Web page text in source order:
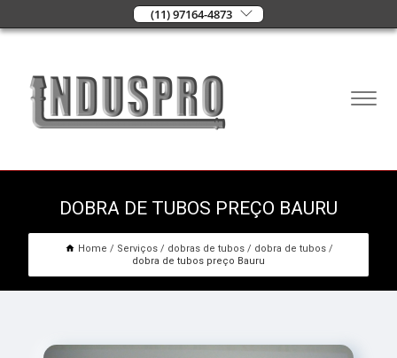
(11) 97164-4873
DOBRA DE TUBOS PREÇO BAURU
Home Serviços dobras de tubos
dobra de tubos
dobra de tubos preço Bauru